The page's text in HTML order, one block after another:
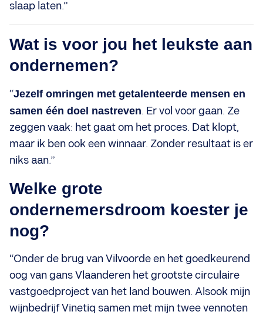
slaap laten.”
Wat is voor jou het leukste aan
ondernemen?
“Jezelf omringen met getalenteerde mensen en
samen één doel nastreven. Er vol voor gaan. Ze
zeggen vaak: het gaat om het proces. Dat klopt,
maar ik ben ook een winnaar. Zonder resultaat is er
niks aan.”
Welke grote
ondernemersdroom koester je
nog?
“Onder de brug van Vilvoorde en het goedkeurend
oog van gans Vlaanderen het grootste circulaire
vastgoedproject van het land bouwen. Alsook mijn
wijnbedrijf Vinetiq samen met mijn twee vennoten